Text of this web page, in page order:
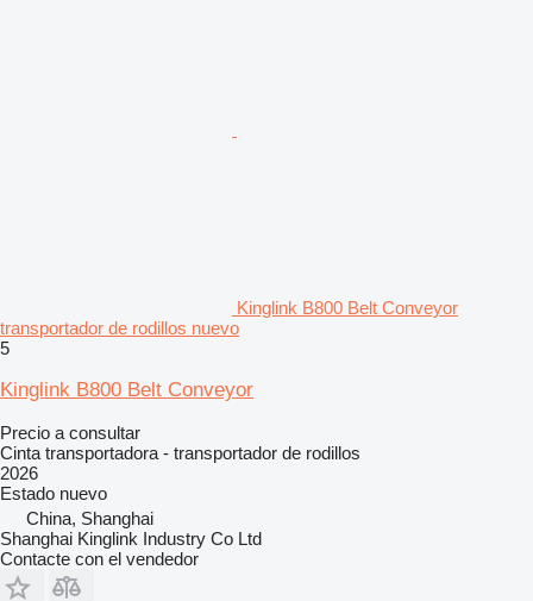
Kinglink B800 Belt Conveyor
transportador de rodillos nuevo
5
Kinglink B800 Belt Conveyor
Precio a consultar
Cinta transportadora - transportador de rodillos
2026
Estado nuevo
China, Shanghai
Shanghai Kinglink Industry Co Ltd
Contacte con el vendedor